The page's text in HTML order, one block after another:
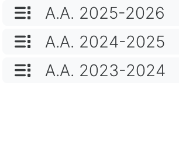
NOME CATEGORIA
A.A. 2025-2026
NOME CATEGORIA
A.A. 2024-2025
NOME CATEGORIA
A.A. 2023-2024